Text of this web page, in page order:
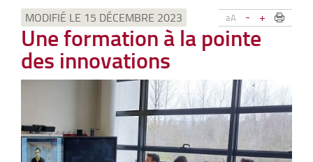
aA - +
MODIFIÉ LE 15 DÉCEMBRE 2023
Une formation à la pointe
des innovations